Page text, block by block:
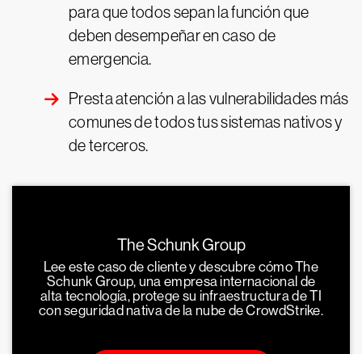
para que todos sepan la función que
deben desempeñar en caso de
emergencia.
Presta atención a las vulnerabilidades más
comunes de todos tus sistemas nativos y
de terceros.
The Schunk Group
Lee este caso de cliente y descubre cómo The
Schunk Group, una empresa internacional de
alta tecnología, protege su infraestructura de TI
con seguridad nativa de la nube de CrowdStrike.